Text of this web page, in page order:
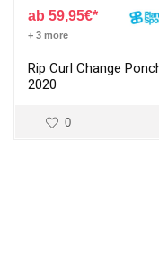
59,95€
+ 3 more
Rip Curl Change
2020
0